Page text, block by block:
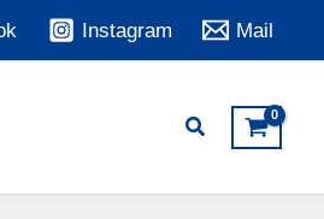
Instagram Mail